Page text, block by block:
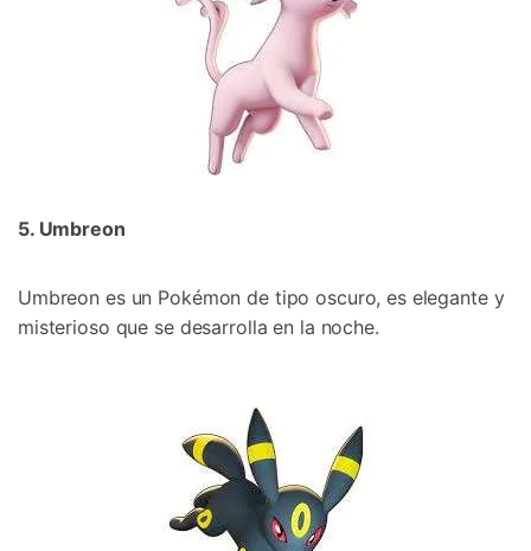
5. Umbreon󠀲󠀡󠀨󠀠󠀢󠀣󠀢󠀧󠀦󠀳
Umbreon es un Pokémon de tipo oscuro, es elegante y
misterioso que se desarrolla en la noche.󠀲󠀡󠀨󠀠󠀢󠀣󠀢󠀧󠀧󠀳